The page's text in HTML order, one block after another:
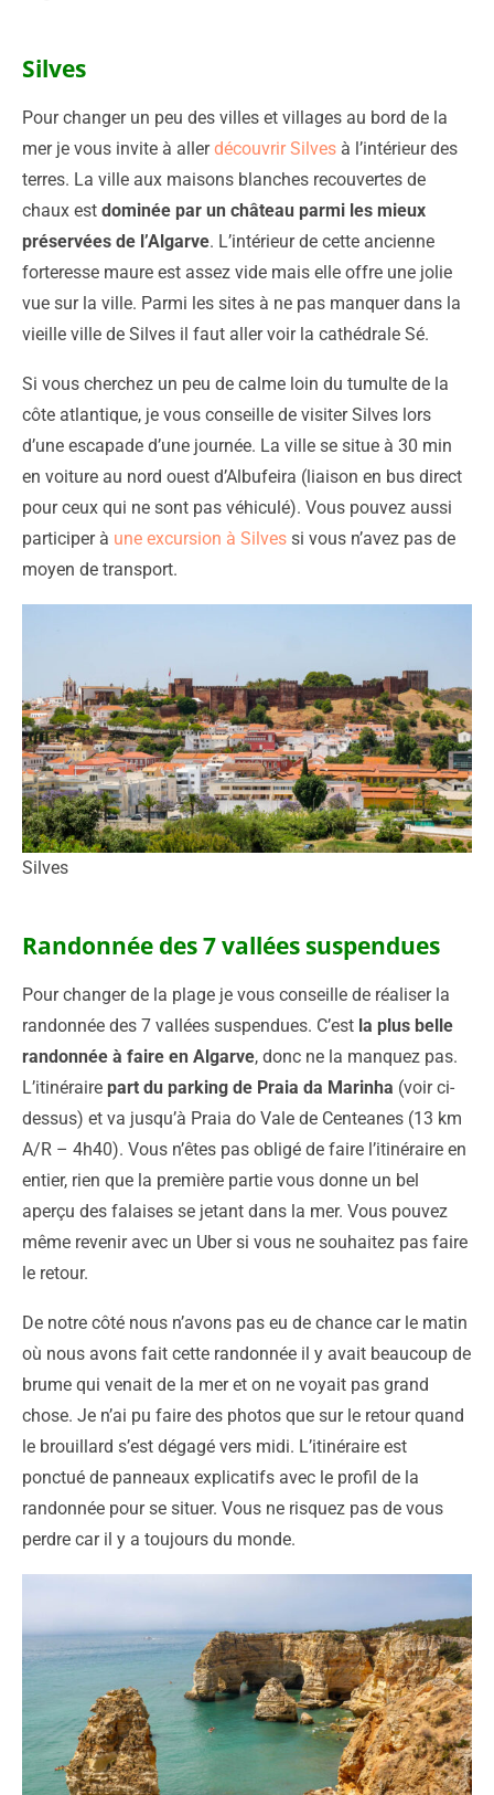
Silves
Pour changer un peu des villes et villages au bord de la
mer je vous invite à allerdécouvrir Silves à l’intérieur des
terres. La ville aux maisons blanches recouvertes de
chaux est dominée par un château parmi les mieux
préservées de l’Algarve. L’intérieur de cette ancienne
forteresse maure est assez vide mais elle offre une jolie
vue sur la ville. Parmi les sites à ne pas manquer dans la
vieille ville de Silves il faut aller voir la cathédrale Sé.
Si vous cherchez un peu de calme loin du tumulte de la
côte atlantique, je vous conseille de visiter Silves lors
d’une escapade d’une journée. La ville se situe à 30 min
en voiture au nord ouest d’Albufeira (liaison en bus direct
pour ceux qui ne sont pas véhiculé). Vous pouvez aussi
participer à une excursion à Silves si vous n’avez pas de
moyen de transport.
Silves
Randonnée des 7 vallées suspendues
Pour changer de la plage je vous conseille de réaliser la
randonnée des 7 vallées suspendues. C’est la plus belle
randonnée à faire en Algarve, donc ne la manquez pas.
L’itinéraire part du parking de Praia da Marinha (voir ci-
dessus) et va jusqu’à Praia do Vale de Centeanes (13 km
A/R – 4h40). Vous n’êtes pas obligé de faire l’itinéraire en
entier, rien que la première partie vous donne un bel
aperçu des falaises se jetant dans la mer. Vous pouvez
même revenir avec un Uber si vous ne souhaitez pas faire
le retour.
De notre côté nous n’avons pas eu de chance car le matin
où nous avons fait cette randonnée il y avait beaucoup de
brume qui venait de la mer et on ne voyait pas grand
chose. Je n’ai pu faire des photos que sur le retour quand
le brouillard s’est dégagé vers midi. L’itinéraire est
ponctué de panneaux explicatifs avec le profil de la
randonnée pour se situer. Vous ne risquez pas de vous
perdre car il y a toujours du monde.